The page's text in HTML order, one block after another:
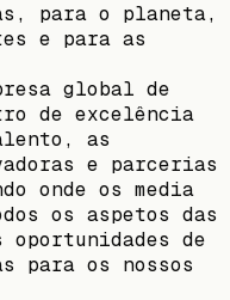
para o planeta,
e para as
global de
de excelência
as
e parcerias
onde os media
os aspetos das
oportunidades de
para os nossos